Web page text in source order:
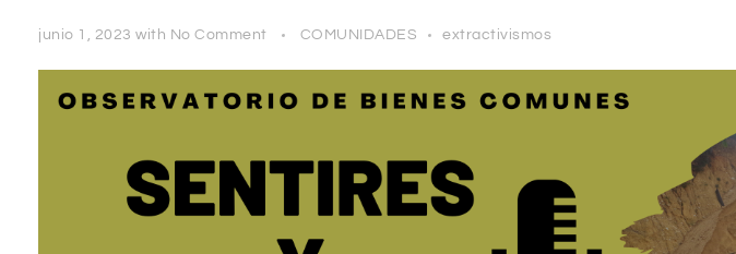
junio 1, 2023 with No Comment COMUNIDADES extractivismos